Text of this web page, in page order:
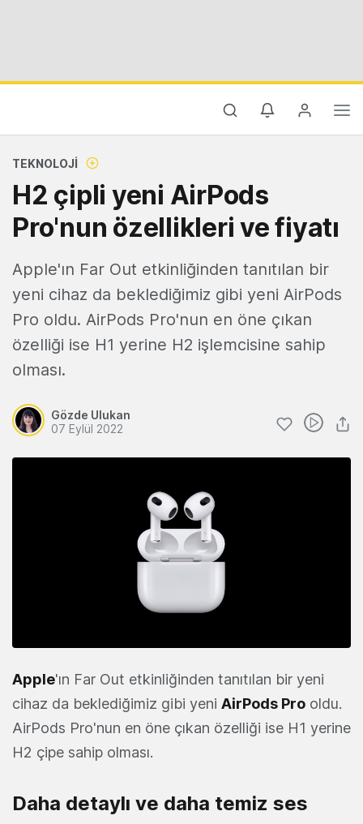
TEKNOLOJI
H2 çipli yeni AirPods
Pro'nun özellikleri ve fiyatı
Apple'ın Far Out etkinliğinden tanıtılan bir
yeni cihaz da beklediğimiz gibi yeni AirPods
Pro oldu. AirPods Pro'nun en öne çıkan
özelliği ise H1 yerine H2 işlemcisine sahip
olması.
Gözde Ulukan
07 Eylül 2022
Apple'ın Far Out etkinliğinden tanıtılan bir yeni
cihaz da beklediğimiz gibi yeni AirPods Pro oldu.
AirPods Pro'nun en öne çıkan özelliği ise H1 yerine
H2 çipe sahip olması.
Daha detaylı ve daha temiz ses